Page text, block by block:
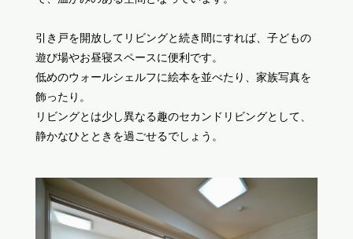
引き戸を開放してリビングと続き間にすれば、子どもの
遊び場やお昼寝スペースに便利です。
低めのウォールシェルフに絵本を並べたり、家族写真を
飾ったり。
リビングとは少し異なる趣のセカンドリビングとして、
静かなひとときを過ごせるでしょう。